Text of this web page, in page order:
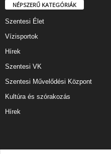
NÉPSZERŰ KATEGÓRIÁK
Szentesi Élet
Vízisportok
Hírek
Szentesi VK
Szentesi Művelődési Központ
Kultúra és szórakozás
Hírek